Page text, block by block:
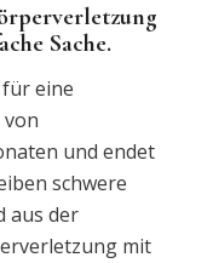
Sache.
eine
und endet
schwere
aus der
mit